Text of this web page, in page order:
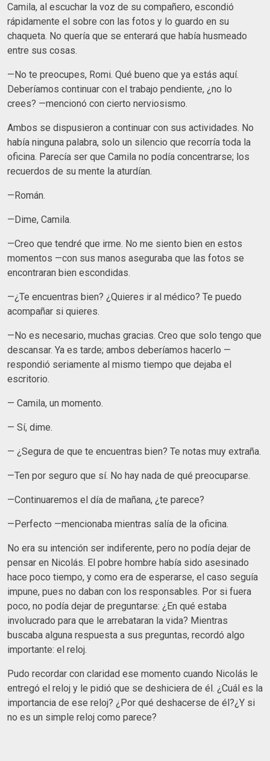
Camila, al escuchar la voz de su compañero, escondió
rápidamente el sobre con las fotos y lo guardo en su
chaqueta. No quería que se enterará que había husmeado
entre sus cosas.
—No te preocupes, Romi. Qué bueno que ya estás aquí.
Deberíamos continuar con el trabajo pendiente, ¿no lo
crees? —mencionó con cierto nerviosismo.
Ambos se dispusieron a continuar con sus actividades. No
había ninguna palabra, solo un silencio que recorría toda la
oficina. Parecía ser que Camila no podía concentrarse; los
recuerdos de su mente la aturdían.
—Román.
—Dime, Camila.
—Creo que tendré que irme. No me siento bien en estos
momentos —con sus manos aseguraba que las fotos se
encontraran bien escondidas.
—¿Te encuentras bien? ¿Quieres ir al médico? Te puedo
acompañar si quieres.
—No es necesario, muchas gracias. Creo que solo tengo que
descansar. Ya es tarde; ambos deberíamos hacerlo —
respondió seriamente al mismo tiempo que dejaba el
escritorio.
— Camila, un momento.
— Sí, dime.
— ¿Segura de que te encuentras bien? Te notas muy extraña.
—Ten por seguro que sí. No hay nada de qué preocuparse.
—Continuaremos el día de mañana, ¿te parece?
—Perfecto —mencionaba mientras salía de la oficina.
No era su intención ser indiferente, pero no podía dejar de
pensar en Nicolás. El pobre hombre había sido asesinado
hace poco tiempo, y como era de esperarse, el caso seguía
impune, pues no daban con los responsables. Por si fuera
poco, no podía dejar de preguntarse: ¿En qué estaba
involucrado para que le arrebataran la vida? Mientras
buscaba alguna respuesta a sus preguntas, recordó algo
importante: el reloj.
Pudo recordar con claridad ese momento cuando Nicolás le
entregó el reloj y le pidió que se deshiciera de él. ¿Cuál es la
importancia de ese reloj? ¿Por qué deshacerse de él?¿Y si
no es un simple reloj como parece?